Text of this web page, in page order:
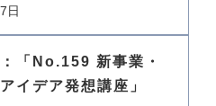
日
「No.159 新事業・
イデア発想講座」